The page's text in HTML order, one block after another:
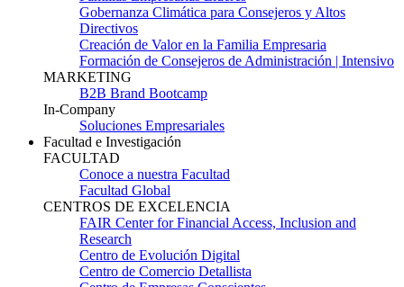
Gobernanza Climática para Consejeros y Altos
Directivos
Creación de Valor en la Familia Empresaria
Formación de Consejeros de Administración | Intensivo
MARKETING
B2B Brand Bootcamp
In-Company
Soluciones Empresariales
Facultad e Investigación
FACULTAD
Conoce a nuestra Facultad
Facultad Global
CENTROS DE EXCELENCIA
FAIR Center for Financial Access, Inclusion and
Research
Centro de Evolución Digital
Centro de Comercio Detallista